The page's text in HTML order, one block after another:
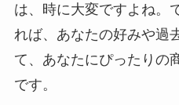
は、時に大変ですよね。
れば、あなたの好みや過
て、あなたにぴったりの
です。